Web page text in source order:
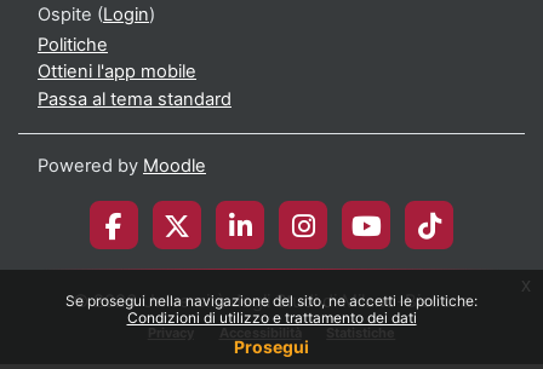
Se prosegui nella navigazione del sito, ne accetti le politiche:
Condizioni di utilizzo e trattamento dei dati
Prosegui
x
Ospite (Login)
Politiche
Ottieni l'app mobile
Passa al tema standard
Powered by Moodle
© 2026 Università degli Studi di Milano-Bicocca